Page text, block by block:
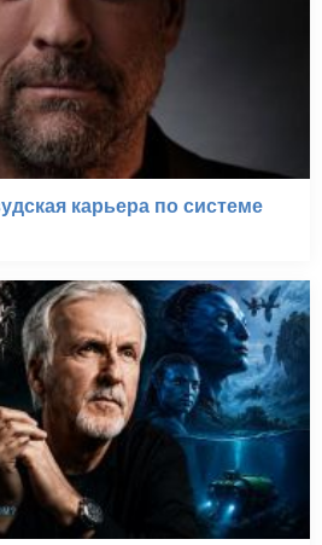
карьера по системе